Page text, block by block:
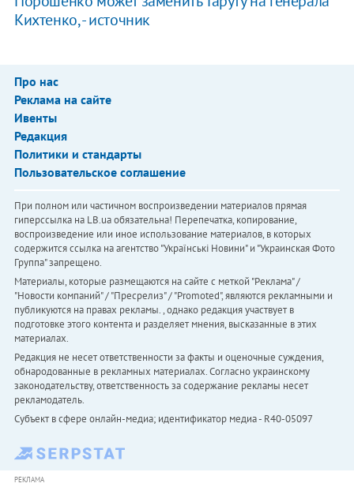
Кихтенко, - источник
Про нас
Реклама на сайте
Ивенты
Редакция
Политики и стандарты
Пользовательское соглашение
При полном или частичном воспроизведении материалов прямая
гиперссылка на LB.ua обязательна! Перепечатка, копирование,
воспроизведение или иное использование материалов, в которых
содержится ссылка на агентство "Українськi Новини" и "Украинская Фото
Группа" запрещено.
Материалы, которые размещаются на сайте с меткой "Реклама" /
"Новости компаний" / "Пресрелиз" / "Promoted", являются рекламными и
публикуются на правах рекламы. , однако редакция участвует в
подготовке этого контента и разделяет мнения, высказанные в этих
материалах.
Редакция не несет ответственности за факты и оценочные суждения,
обнародованные в рекламных материалах. Согласно украинскому
законодательству, ответственность за содержание рекламы несет
рекламодатель.
Субъект в сфере онлайн-медиа; идентификатор медиа - R40-05097
РЕКЛАМА